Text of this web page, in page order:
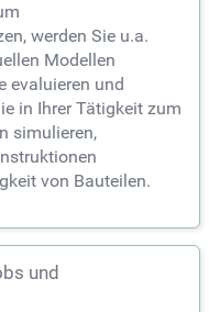
werden Sie u.a.
Modellen
evaluieren und
in Ihrer Tätigkeit zum
simulieren,
von Bauteilen.
und